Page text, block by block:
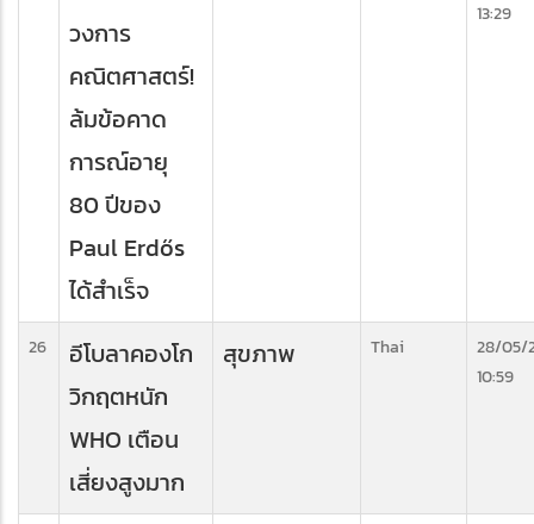
วงการ
คณิตศาสตร์!
ล้มข้อคาด
การณ์อายุ
80 ปีของ
Paul Erdős
ได้สำเร็จ
13:29
26
อีโบลาคองโก
วิกฤตหนัก
WHO เตือน
เสี่ยงสูงมาก
สุขภาพ Thai
28/05/
10:59